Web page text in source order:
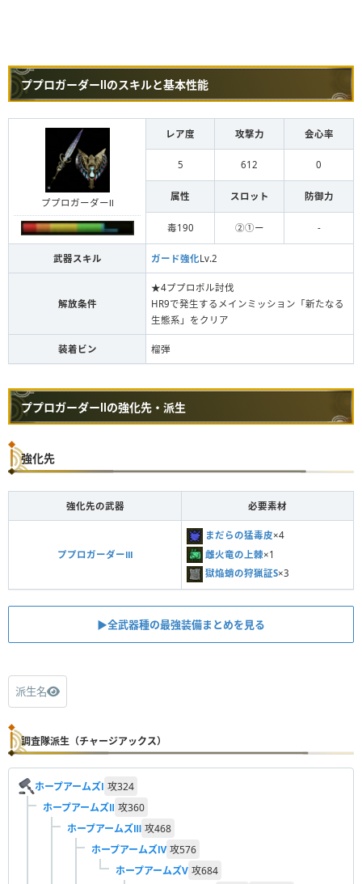
ププロガーダーⅡのスキルと基本性能
ププロガーダーⅡ
レア度 攻撃力 会心率
5 612 0
属性 スロット 防御力
毒190 ②①ー -
武器スキル ガード強化Lv.2
解放条件
★4ププロポル討伐
HR9で発生するメインミッション「新たなる
生態系」をクリア
装着ビン 榴弾
ププロガーダーⅡの強化先・派生
強化先
強化先の武器 必要素材
ププロガーダーⅢ
まだらの猛毒皮×4
雌火竜の上棘×1
獄焔蛸の狩猟証S×3
▶︎全武器種の最強装備まとめを見る
派生名
調査隊派生（チャージアックス）
ホープアームズⅠ 攻324
ホープアームズⅡ 攻360
ホープアームズⅢ 攻468
ホープアームズⅣ 攻576
ホープアームズV 攻684